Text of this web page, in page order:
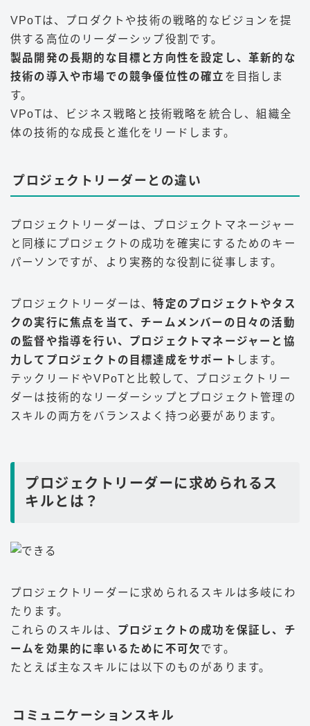
VPoTは、プロダクトや技術の戦略的なビジョンを提
供する高位のリーダーシップ役割です。
製品開発の長期的な目標と方向性を設定し、革新的な
技術の導入や市場での競争優位性の確立 を目指しま
す。
VPoTは、ビジネス戦略と技術戦略を統合し、組織全
体の技術的な成長と進化をリードします。
プロジェクトリーダーとの違い
プロジェクトリーダーは、プロジェクトマネージャー
と同様にプロジェクトの成功を確実にするためのキー
パーソンですが、より実務的な役割に従事します。
プロジェクトリーダーは、特定のプロジェクトやタス
クの実行に焦点を当て、チームメンバーの日々の活動
の監督や指導を行い、プロジェクトマネージャーと協
力してプロジェクトの目標達成をサポート します。
テックリードやVPoTと比較して、プロジェクトリー
ダーは技術的なリーダーシップとプロジェクト管理の
スキルの両方をバランスよく持つ必要があります。
プロジェクトリーダーに求められるス
キルとは？
プロジェクトリーダーに求められるスキルは多岐にわ
たります。
これらのスキルは、 プロジェクトの成功を保証し、チ
ームを効果的に率いるために不可欠です。
たとえば主なスキルには以下のものがあります。
コミュニケーションスキル